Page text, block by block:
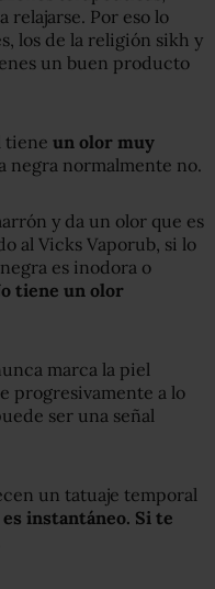
relajarse. Por eso lo
los de la religión sikh y
un buen producto
tiene un olor muy
negra normalmente no.
y da un olor que es
al Vicks Vaporub, si lo
es inodora o
tiene un olor
marca la piel
progresivamente a lo
ser una señal
un tatuaje temporal
instantáneo. Si te